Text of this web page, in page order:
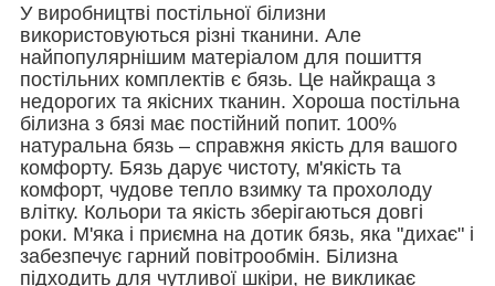
У виробництві постільної білизни
використовуються різні тканини. Але
найпопулярнішим матеріалом для пошиття
постільних комплектів є бязь. Це найкраща з
недорогих та якісних тканин. Хороша постільна
білизна з бязі має постійний попит. 100%
натуральна бязь – справжня якість для вашого
комфорту. Бязь дарує чистоту, м'якість та
комфорт, чудове тепло взимку та прохолоду
влітку. Кольори та якість зберігаються довгі
роки. М'яка і приємна на дотик бязь, яка "дихає" і
забезпечує гарний повітрообмін. Білизна
підходить для чутливої ​​шкіри, не викликає